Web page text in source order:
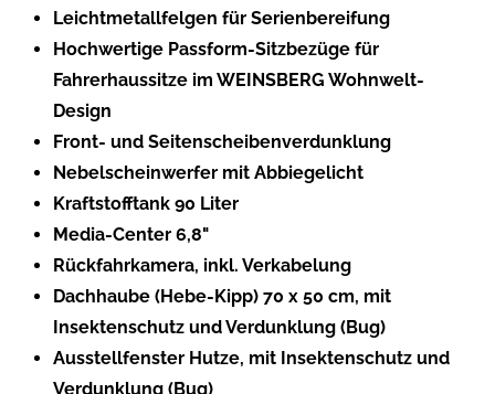
Leichtmetallfelgen für Serienbereifung
Hochwertige Passform-Sitzbezüge für
Fahrerhaussitze im WEINSBERG Wohnwelt-
Design
Front- und Seitenscheibenverdunklung
Nebelscheinwerfer mit Abbiegelicht
Kraftstofftank 90 Liter
Media-Center 6,8"
Rückfahrkamera, inkl. Verkabelung
Dachhaube (Hebe-Kipp) 70 x 50 cm, mit
Insektenschutz und Verdunklung (Bug)
Ausstellfenster Hutze, mit Insektenschutz und
Verdunklung (Bug)